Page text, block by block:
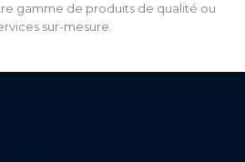
gamme de produits de qualité ou
sur-mesure.